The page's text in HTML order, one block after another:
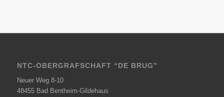
NTC-OBERGRAFSCHAFT “DE BRUG”
Neuer Weg 8-10
48455 Bad Bentheim-Gildehaus